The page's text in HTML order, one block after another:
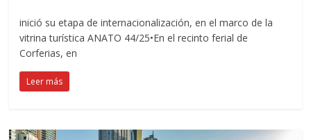
inició su etapa de internacionalización, en el marco de la
vitrina turística ANATO 44/25•En el recinto ferial de
Corferias, en
Leer más